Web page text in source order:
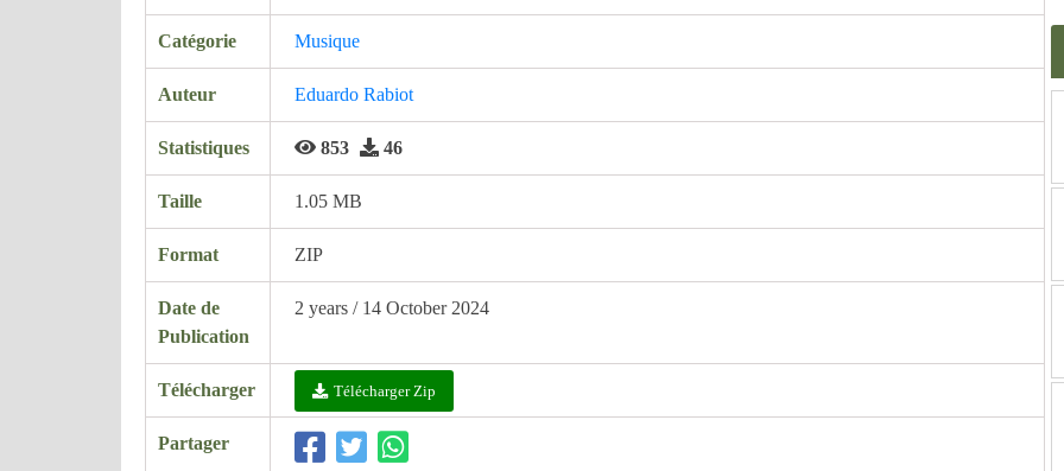
Catégorie Musique
Auteur Eduardo Rabiot
Statistiques 853 46
Taille 1.05 MB
Format ZIP
Date de
Publication
2 years / 14 October 2024
Télécharger Télécharger Zip
Partager